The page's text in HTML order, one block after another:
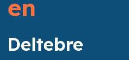
en
Deltebre